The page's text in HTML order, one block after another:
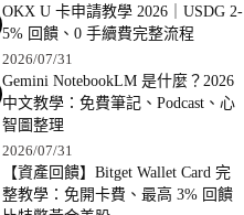
OKX U 卡申請教學 2026｜USDG 2-
5% 回饋、0 手續費完整流程
2026/07/31
Gemini NotebookLM 是什麼？2026
中文教學：免費筆記、Podcast、心
智圖整理
2026/07/31
【資產回饋】Bitget Wallet Card 完
整教學：免開卡費、最高 3% 回饋